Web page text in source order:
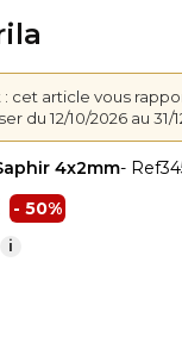
: cet article vous
du 12/10/2026 au 31/
4x2mm- Ref
- 50%
i